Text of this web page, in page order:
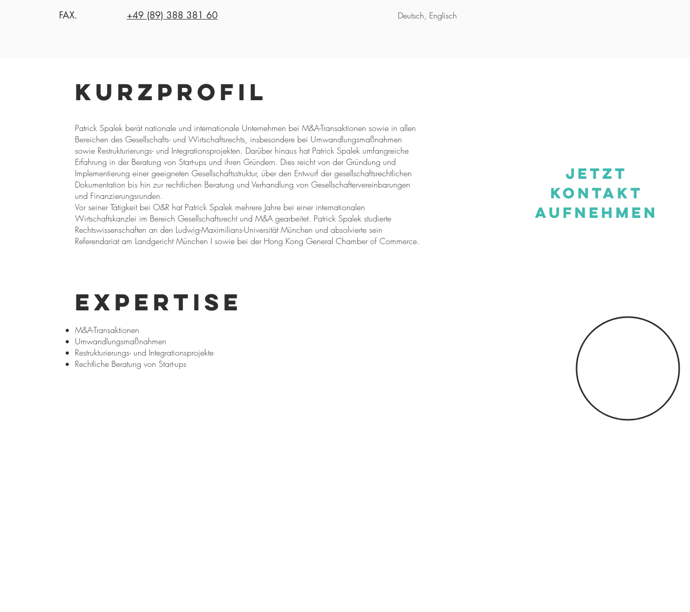
FAX.
+49 (89) 388 381 60
Deutsch, Englisch
Kurzprofil
Patrick Spalek berät nationale und internationale Unternehmen bei M&A-Transaktionen sowie in allen
Bereichen des Gesellschafts- und Wirtschaftsrechts, insbesondere bei Umwandlungsmaßnahmen
sowie Restrukturierungs- und Integrationsprojekten. Darüber hinaus hat Patrick Spalek umfangreiche
Erfahrung in der Beratung von Start-ups und ihren Gründern. Dies reicht von der Gründung und
Implementierung einer geeigneten Gesellschaftsstruktur, über den Entwurf der gesellschaftsrechtlichen
Dokumentation bis hin zur rechtlichen Beratung und Verhandlung von Gesellschaftervereinbarungen
und Finanzierungsrunden.
Vor seiner Tätigkeit bei O&R hat Patrick Spalek mehrere Jahre bei einer internationalen
Wirtschaftskanzlei im Bereich Gesellschaftsrecht und M&A gearbeitet. Patrick Spalek studierte
Rechtswissenschaften an den Ludwig-Maximilians-Universität München und absolvierte sein
Referendariat am Landgericht München I sowie bei der Hong Kong General Chamber of Commerce.
Expertise
M&A-Transaktionen
Umwandlungsmaßnahmen
Restrukturierungs- und Integrationsprojekte
Rechtliche Beratung von Start-ups
Jetzt
kontakt
aufnehmen